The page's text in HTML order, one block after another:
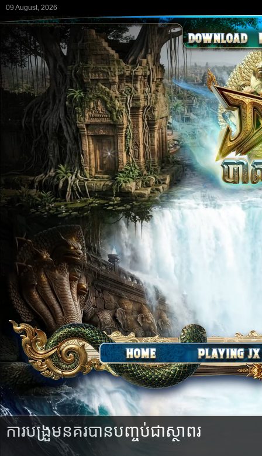
09 August, 2026
ការបង្រួមនគរបានបញ្ចប់ជាស្ថាពរ